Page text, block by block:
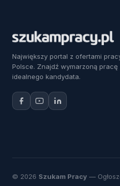
Największy portal z ofertami
Polsce. Znajdź wymarzoną pracę
idealnego kandydata.
© 2026 Szukam Pracy —